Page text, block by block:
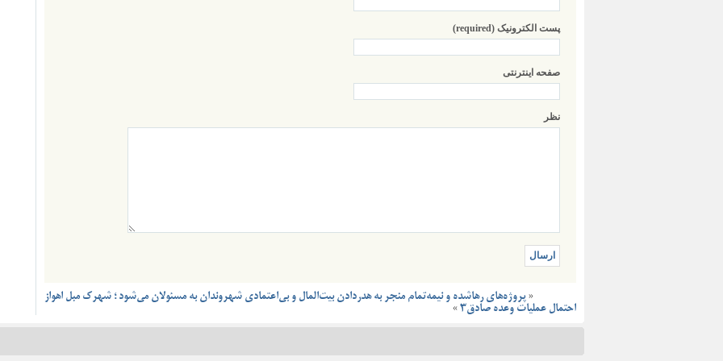
پست الکترونیک (required)
صفحه اینترنتی
نظر
« پروژه‌های رهاشده و نیمه‌تمام منجر به هدردادن بیت‌المال و بی‌اعتمادی شهروندان به مسئولان می‌شود ؛ شهرک مبل اهواز
احتمال عملیات وعده صادق۳
»